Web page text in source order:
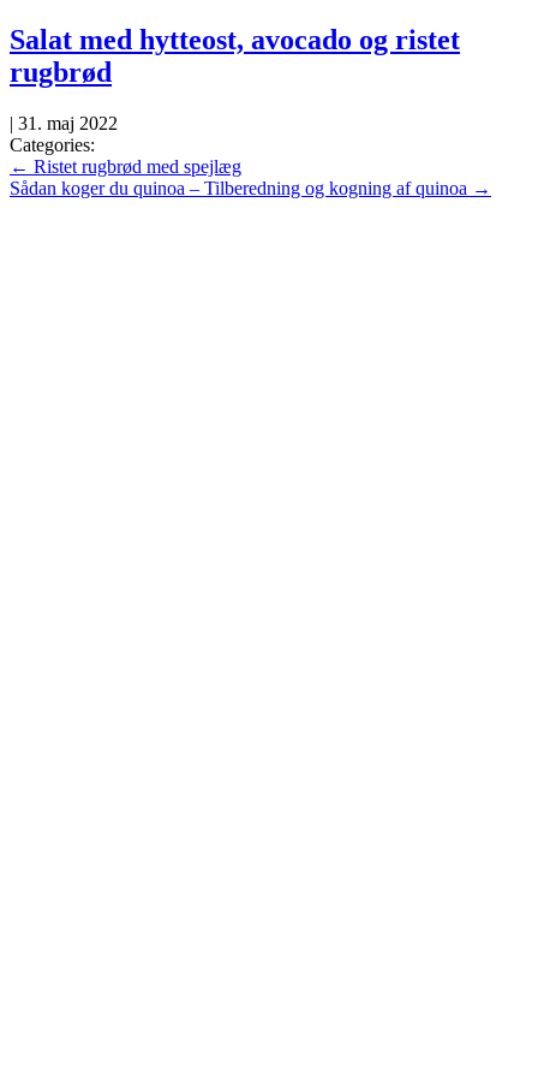
Skip
to
the
Salat med hytteost, avocado og ristet
rugbrød
| 31. maj 2022
Categories:
Indlægsnavigation
← Ristet rugbrød med spejlæg
Sådan koger du quinoa – Tilberedning og kogning af quinoa →